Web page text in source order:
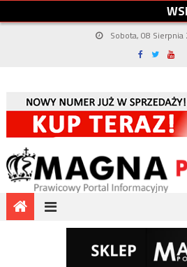
WS
Sobota, 08 Sierpnia